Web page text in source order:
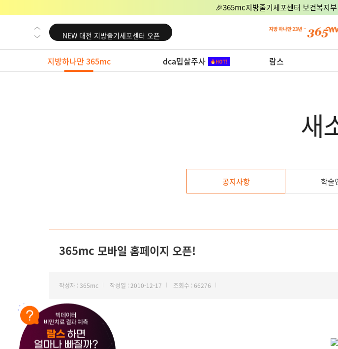
🎉365mc지방줄기세포센터 보건복지
NEW 교대 지방줄기세포센터 오픈
NEW 대전 지방줄기세포센터 오픈
NEW 노원 지방줄기세포센터 오픈
NEW 미국 LA점 오픈
지방하나만 365mc dca밉살주사 람스
새
공지사항 학술
365mc 모바일 홈페이지 오픈!
작성자 : 365mc 작성일 : 2010-12-17 조회수 : 66276